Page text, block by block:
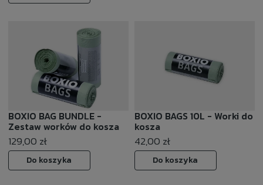
BOXIO BAG BUNDLE -
Zestaw worków do kosza
129,00 zł
Do koszyka
BOXIO BAGS 10L - Worki do
kosza
42,00 zł
Do koszyka